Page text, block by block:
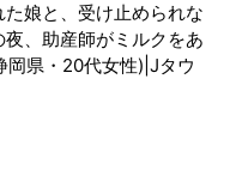
た娘と、受け止められな
、助産師がミルクをあ
岡県・20代女性)|Jタウ